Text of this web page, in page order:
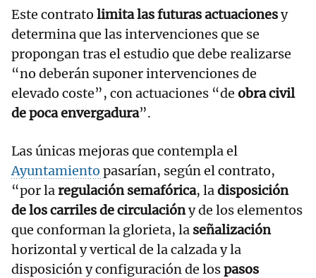
Este contrato limita las futuras actuacionesy
determina que las intervenciones que se
propongan tras el estudio que debe realizarse
“no deberán suponer intervenciones de
elevado coste”, con actuaciones “de obra civil
de poca envergadura”.
Las únicas mejoras que contempla el
Ayuntamiento pasarían, según el contrato,
“por la regulación semafórica, la disposición
de los carriles de circulacióny de los elementos
que conforman la glorieta, la señalización
horizontal y vertical de la calzada y la
disposición y configuración de lospasos